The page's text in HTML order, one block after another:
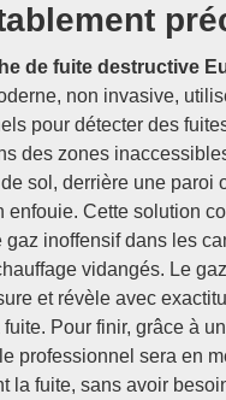
de fuite destructive
non invasive,
pour détecter des
des zones
sol, derrière une paroi
enfouie. Cette solution
gaz inoffensif dans les
vidangés. Le
et révèle avec
Pour finir, grâce à
professionnel sera en
la fuite, sans avoir